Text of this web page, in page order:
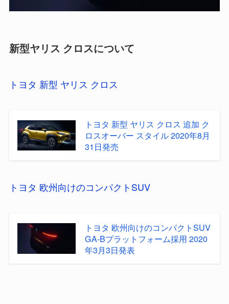
新型ヤリス クロスについて
トヨタ 新型 ヤリス クロス
トヨタ 新型 ヤリス クロス 追加 ク
ロスオーバー スタイル 2020年8月
31日発売
トヨタ 欧州向けのコンパクトSUV
トヨタ 欧州向けのコンパクトSUV
GA-Bプラットフォーム採用 2020
年3月3日発表